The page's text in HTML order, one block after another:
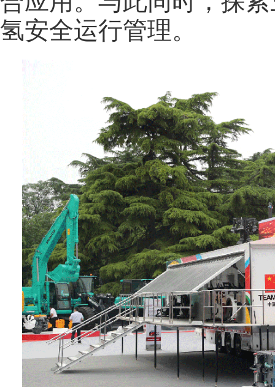
氢安全运行管理。